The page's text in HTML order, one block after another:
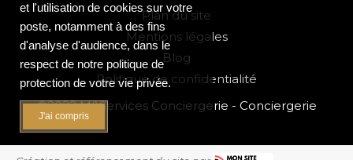
Plan du site
Mentions légales
Blog
Politique de confidentialité
©2022 M&Services Conciergerie - Conciergerie
et l'utilisation de cookies sur votre
poste, notamment à des fins
d'analyse d'audience, dans le
respect de notre politique de
protection de votre vie privée.
J'ai compris